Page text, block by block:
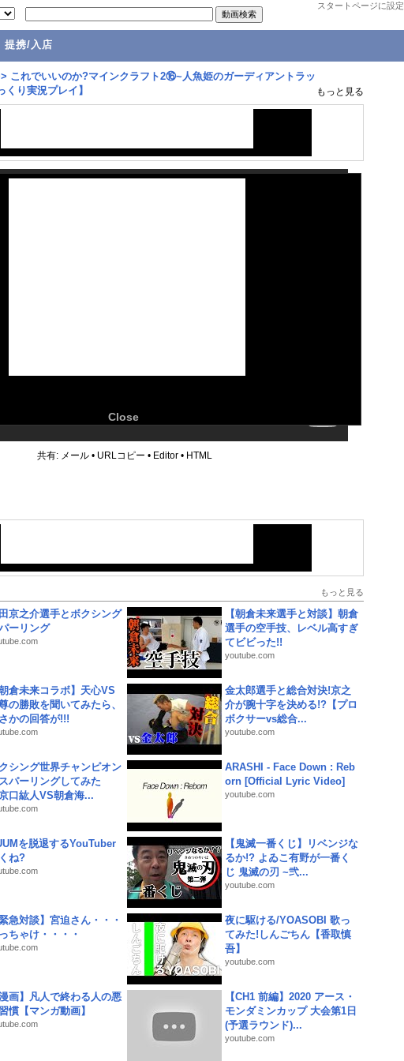
スタートページに設定
提携/入店
これでいいのか?マインクラフト2⑯~人魚姫のガーディアントラッ
り実況プレイ】
もっと見る
Close
共有: メール • URLコピー • Editor • HTML
もっと見る
京之介選手とボクシング
ーリング
【朝倉未来選手と対談】朝倉
選手の空手技、レベル高すぎ
てビビった!!
youtube.com
朝倉未来コラボ】天心VS
の勝敗を聞いてみたら、
かの回答が!!!
金太郎選手と総合対決!京之
介が腕十字を決める!?【プロ
ボクサーvs総合...
youtube.com
シング世界チャンピオン
パーリングしてみた
京口紘人VS朝倉海...
ARASHI - Face Down : Reb
orn [Official Lyric Video]
youtube.com
を脱退するYouTuber
ね?
【鬼滅一番くじ】リベンジな
るか!? よゐこ有野が一番く
じ 鬼滅の刃 ~弐...
youtube.com
緊急対談】宮迫さん・・・
ちゃけ・・・・
夜に駆ける/YOASOBI 歌っ
てみた!しんごちん【香取慎
吾】
youtube.com
漫画】凡人で終わる人の悪
慣【マンガ動画】
【CH1 前編】2020 アース・
モンダミンカップ 大会第1日
(予選ラウンド)...
youtube.com